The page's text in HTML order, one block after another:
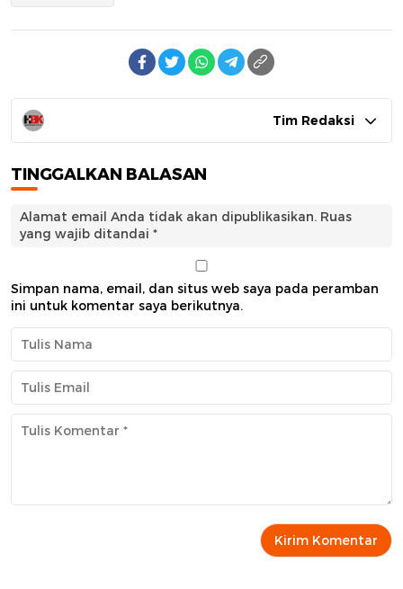
Tim Redaksi
TINGGALKAN BALASAN
Alamat email Anda tidak akan dipublikasikan. Ruas
yang wajib ditandai *
Simpan nama, email, dan situs web saya pada peramban
ini untuk komentar saya berikutnya.